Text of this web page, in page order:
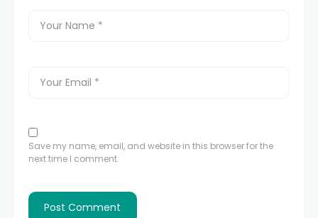
Save my name, email, and website in this browser for the
next time I comment.